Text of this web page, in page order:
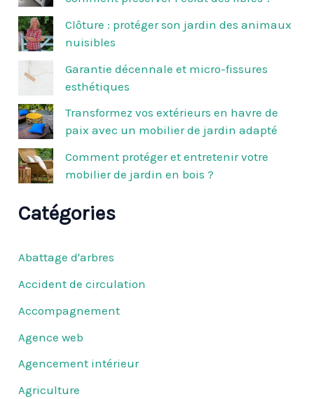
r
c
h
e
Clôture : protéger son jardin des animaux
nuisibles
Garantie décennale et micro-fissures
esthétiques
Transformez vos extérieurs en havre de
paix avec un mobilier de jardin adapté
Comment protéger et entretenir votre
mobilier de jardin en bois ?
Catégories
Abattage d'arbres
Accident de circulation
Accompagnement
Agence web
Agencement intérieur
Agriculture